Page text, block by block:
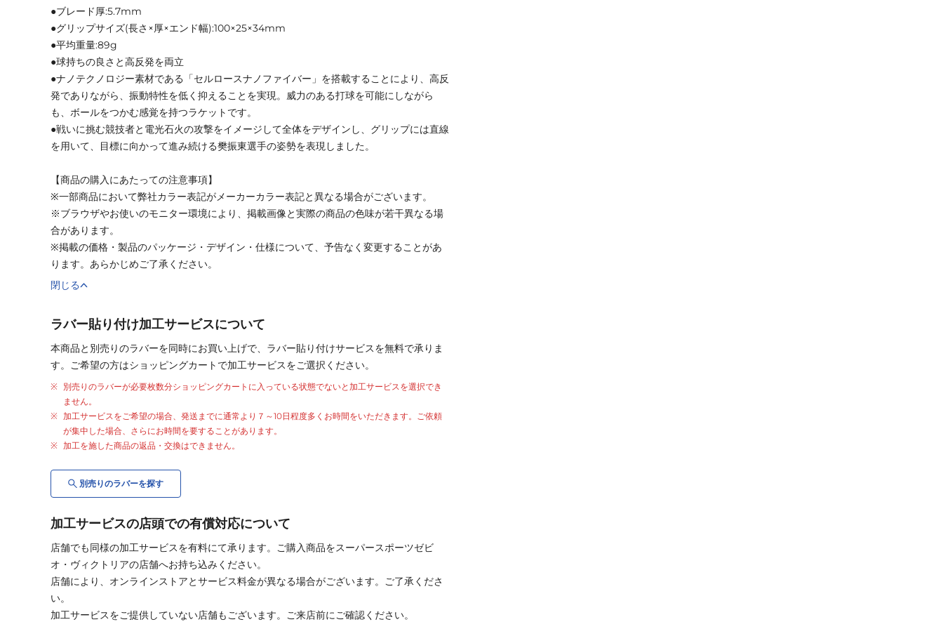
●ブレード厚:5.7mm
●グリップサイズ(長さ×厚×エンド幅):100×25×34mm
●平均重量:89g
●球持ちの良さと高反発を両立
●ナノテクノロジー素材である「セルロースナノファイバー」を搭載することにより、高反
発でありながら、振動特性を低く抑えることを実現。威力のある打球を可能にしながら
も、ボールをつかむ感覚を持つラケットです。
●戦いに挑む競技者と電光石火の攻撃をイメージして全体をデザインし、グリップには直線
を用いて、目標に向かって進み続ける樊振東選手の姿勢を表現しました。
【商品の購入にあたっての注意事項】
※一部商品において弊社カラー表記がメーカーカラー表記と異なる場合がございます。
※ブラウザやお使いのモニター環境により、掲載画像と実際の商品の色味が若干異なる場
合があります。
※掲載の価格・製品のパッケージ・デザイン・仕様について、予告なく変更することがあ
ります。あらかじめご了承ください。
閉じる
ラバー貼り付け加工サービスについて
本商品と別売りのラバーを同時にお買い上げで、 ラバー貼り付けサービスを無料で承りま
す。ご希望の方はショッピングカートで加工サービスをご選択ください。
別売りのラバーが必要枚数分ショッピングカートに入っている状態でないと加工サービスを選択でき
ません。
加工サービスをご希望の場合、発送までに通常より ７～10日程度多くお時間をいただきます。ご依頼
が集中した場合、さらにお時間を要することがあります。
加工を施した商品の返品・交換はできません。
別売りのラバーを探す
加工サービスの店頭での有償対応について
店舗でも同様の加工サービスを有料にて承ります。ご購入商品をスーパースポーツゼビ
オ・ヴィクトリアの店舗へお持ち込みください。
店舗により、オンラインストアとサービス料金が異なる場合がございます。ご了承くださ
い。
加工サービスをご提供していない店舗もございます。ご来店前にご確認ください。